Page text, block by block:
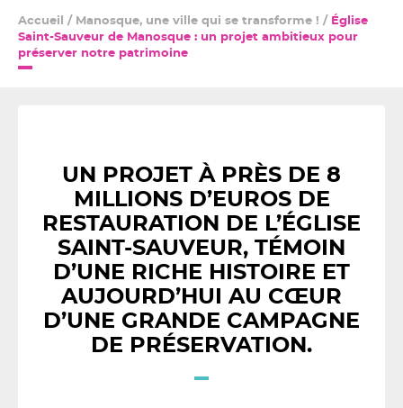
Accueil / Manosque, une ville qui se transforme ! / Église
Saint-Sauveur de Manosque : un projet ambitieux pour
préserver notre patrimoine
UN PROJET À PRÈS DE 8
MILLIONS D’EUROS DE
RESTAURATION DE L’ÉGLISE
SAINT-SAUVEUR, TÉMOIN
D’UNE RICHE HISTOIRE ET
AUJOURD’HUI AU CŒUR
D’UNE GRANDE CAMPAGNE
DE PRÉSERVATION.